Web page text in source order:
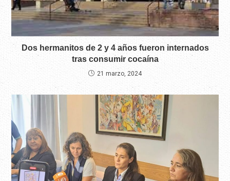
Dos hermanitos de 2 y 4 años fueron internados
tras consumir cocaína
21 marzo, 2024